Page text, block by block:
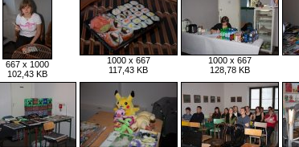
667 x 1000
102,43 KB
1000 x 667
117,43 KB
1000 x 667
128,78 KB